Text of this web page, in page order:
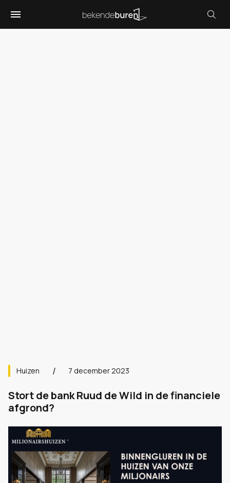
Huizen 7 december 2023
Stort de bank Ruud de Wild in de financiele
afgrond?